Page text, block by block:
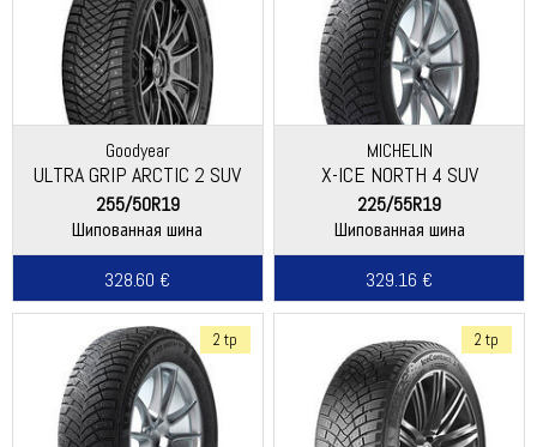
Goodyear
ULTRA GRIP ARCTIC 2 SUV
255/50R19
Шипованная шина
328.60 €
MICHELIN
X-ICE NORTH 4 SUV
225/55R19
Шипованная шина
329.16 €
2 tp 2 tp